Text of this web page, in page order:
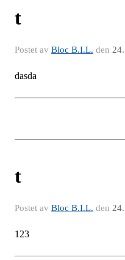
t
Postet av Bloc B.I.L. den
dasda
t
Postet av Bloc B.I.L. den
123